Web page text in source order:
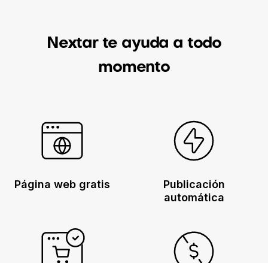
Nextar te ayuda a todo
momento
Página web gratis
Publicación
automática